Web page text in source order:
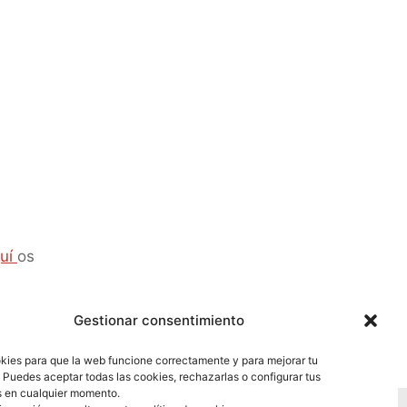
Gestionar consentimiento
para que la web funcione correctamente y para mejorar tu
aceptar todas las cookies, rechazarlas o configurar tus
en cualquier momento.
os